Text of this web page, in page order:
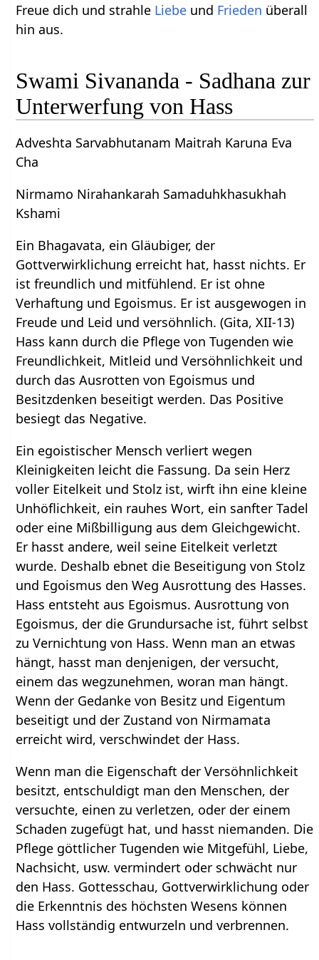
Freue dich und strahle Liebe und Frieden überall
hin aus.
Swami Sivananda - Sadhana zur
Unterwerfung von Hass
Adveshta Sarvabhutanam Maitrah Karuna Eva
Cha
Nirmamo Nirahankarah Samaduhkhasukhah
Kshami
Ein Bhagavata, ein Gläubiger, der
Gottverwirklichung erreicht hat, hasst nichts. Er
ist freundlich und mitfühlend. Er ist ohne
Verhaftung und Egoismus. Er ist ausgewogen in
Freude und Leid und versöhnlich. (Gita, XII-13)
Hass kann durch die Pflege von Tugenden wie
Freundlichkeit, Mitleid und Versöhnlichkeit und
durch das Ausrotten von Egoismus und
Besitzdenken beseitigt werden. Das Positive
besiegt das Negative.
Ein egoistischer Mensch verliert wegen
Kleinigkeiten leicht die Fassung. Da sein Herz
voller Eitelkeit und Stolz ist, wirft ihn eine kleine
Unhöflichkeit, ein rauhes Wort, ein sanfter Tadel
oder eine Mißbilligung aus dem Gleichgewicht.
Er hasst andere, weil seine Eitelkeit verletzt
wurde. Deshalb ebnet die Beseitigung von Stolz
und Egoismus den Weg Ausrottung des Hasses.
Hass entsteht aus Egoismus. Ausrottung von
Egoismus, der die Grundursache ist, führt selbst
zu Vernichtung von Hass. Wenn man an etwas
hängt, hasst man denjenigen, der versucht,
einem das wegzunehmen, woran man hängt.
Wenn der Gedanke von Besitz und Eigentum
beseitigt und der Zustand von Nirmamata
erreicht wird, verschwindet der Hass.
Wenn man die Eigenschaft der Versöhnlichkeit
besitzt, entschuldigt man den Menschen, der
versuchte, einen zu verletzen, oder der einem
Schaden zugefügt hat, und hasst niemanden. Die
Pflege göttlicher Tugenden wie Mitgefühl, Liebe,
Nachsicht, usw. vermindert oder schwächt nur
den Hass. Gottesschau, Gottverwirklichung oder
die Erkenntnis des höchsten Wesens können
Hass vollständig entwurzeln und verbrennen.